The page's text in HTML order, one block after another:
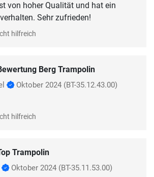
von hoher Qualität und hat ein
Sehr zufrieden!
hilfreich
Berg Trampolin
Oktober 2024 (BT-35.12.43.00)
hilfreich
Trampolin
Oktober 2024 (BT-35.11.53.00)